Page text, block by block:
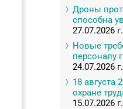
Дроны
способна
27.07.2026 г.
Новые
персоналу
24.07.2026 г.
18 августа
охране
15.07.2026 г.